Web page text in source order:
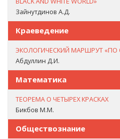
Зайнутдинов А.Д.
Краеведение
ЭКОЛОГИЧЕСКИЙ МАРШРУТ «ПО
Абдуллин Д.И.
Математика
ТЕОРЕМА О ЧЕТЫРЕХ КРАСКАХ
Бикбов М.М.
Обществознание